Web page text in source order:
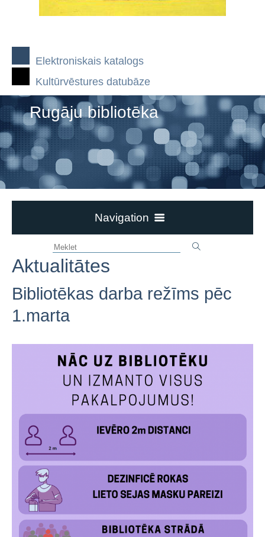
Elektroniskais katalogs
Kultūrvēstures datubāze
Rugāju bibliotēka
Navigation
Bibliotēka piedāvā
Aktualitātes
Bērnu, jauniešu un vecāku žūrija
Ziemeļvalstu literatūras nedēļa
Novadpētniecība
Galerijas
Aktualitātes
Bibliotēkas darba režīms pēc
1.marta